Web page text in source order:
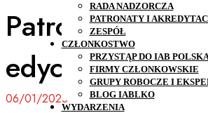
RADA NADZORCZA
PATRONATY I
ZESPÓŁ
CZŁONKOSTWO
PRZYSTĄP DO IAB
FIRMY CZŁONKOWSKIE
GRUPY ROBOCZE I
BLOG IABLKO
WYDARZENIA
Patronat IAB
edycja PR
06/01/2026